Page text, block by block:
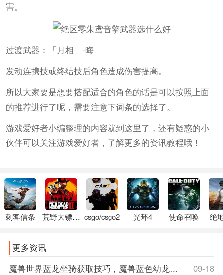
害。
过渡武器：「月相」-晦
发动连携技或终结技后角色造成伤害提高。
所以大家要是想要搭配适合的角色的话是可以按照上面
的推荐进行了呢，需要注意下词条的选择了。
游戏爱好者小编整理的内容就到这里了，还有疑惑的小
伙伴可以关注游戏爱好者，了解更多的资讯教程哦！
刺客信条 荒野大镖客2 csgo/csgo2 光环4 使命召唤 绝
更多资讯
09-18
魔兽世界蓝龙坐骑获取技巧，魔兽蓝色幼龙坐骑